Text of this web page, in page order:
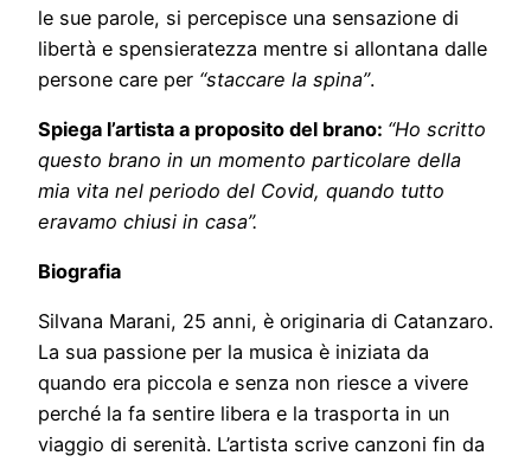
le sue parole, si percepisce una sensazione di
libertà e spensieratezza mentre si allontana dalle
persone care per “staccare la spina”.
Spiega l’artista a proposito del brano: “Ho scritto
questo brano in un momento particolare della
mia vita nel periodo del Covid, quando tutto
eravamo chiusi in casa”.
Biografia
Silvana Marani, 25 anni, è originaria di Catanzaro.
La sua passione per la musica è iniziata da
quando era piccola e senza non riesce a vivere
perché la fa sentire libera e la trasporta in un
viaggio di serenità. L’artista scrive canzoni fin da